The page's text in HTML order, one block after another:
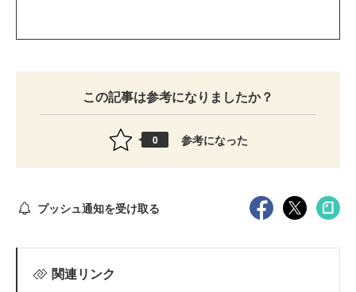
この記事は参考になりましたか？
0 参考になった
プッシュ通知を受け取る
関連リンク